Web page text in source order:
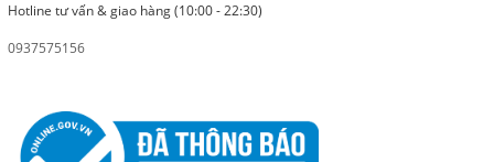
Hotline tư vấn & giao hàng (10:00 - 22:30)
0937575156